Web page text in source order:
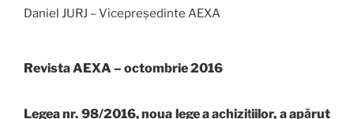
Daniel JURJ – Vicepreședinte AEXA
Revista AEXA – octombrie 2016
Legea nr. 98/2016, noua lege a achizițiilor, a apărut